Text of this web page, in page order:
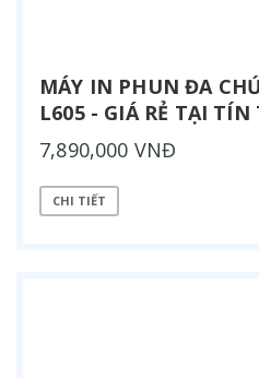
MÁY IN PHUN ĐA
L605 - GIÁ RẺ TẠI TÍN
7,890,000 VNĐ
CHI TIẾT